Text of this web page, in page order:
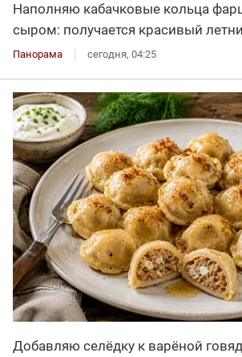
Наполняю кабачковые кольца
сыром: получается красивый
Панорама сегодня, 04:25
Добавляю селёдку к варёной